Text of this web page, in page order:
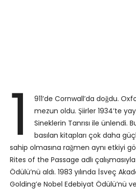
1
911’de Cornwall’da doğdu.
mezun oldu. Şiirler 1934’te
Sineklerin Tanrısı ile ünlendi.
basılan kitapları çok daha
sahip olmasına rağmen aynı etkiyi
Rites of the Passage adlı
Ödülü’nü aldı. 1983 yılında İsveç
Golding’e Nobel Edebiyat Ödülü’nü